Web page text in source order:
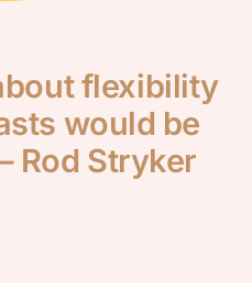
flexibility
would be
Rod Stryker